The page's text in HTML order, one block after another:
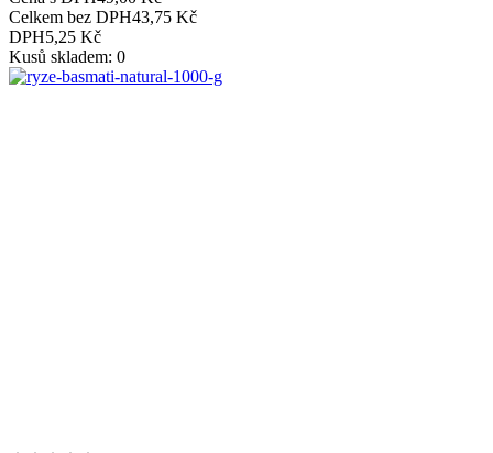
Celkem bez DPH43,75 Kč
DPH5,25 Kč
Kusů skladem: 0